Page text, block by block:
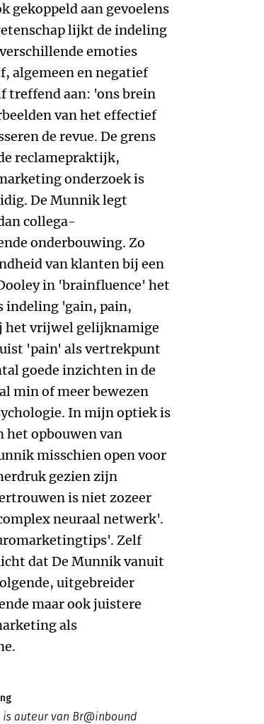
gekoppeld aan gevoelens
lijkt de indeling
emoties
algemeen en negatief
treffend aan: 'ons brein
van het effectief
de revue. De grens
reclamepraktijk,
onderzoek is
De Munnik legt
collega-
onderbouwing. Zo
van klanten bij een
in 'brainfluence' het
indeling 'gain, pain,
het vrijwel gelijknamige
'pain' als vertrekpunt
goede inzichten in de
min of meer bewezen
In mijn optiek is
het opbouwen van
misschien open voor
gezien zijn
is niet zozeer
neuraal netwerk'.
Zelf
dat De Munnik vanuit
uitgebreider
maar ook juistere
als
is auteur van Br@inbound